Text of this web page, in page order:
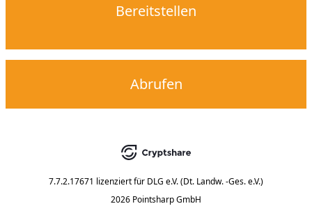
Bereitstellen
Abrufen
7.7.2.17671 lizenziert für DLG e.V. (Dt. Landw. -Ges. e.V.)
2026 Pointsharp GmbH